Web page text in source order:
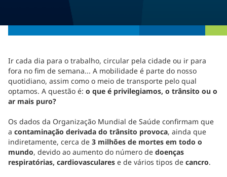
Ir cada dia para o trabalho, circular pela cidade ou ir para
fora no fim de semana... A mobilidade é parte do nosso
quotidiano, assim como o meio de transporte pelo qual
optamos. A questão é: o que é privilegiamos, o trânsito ou o
ar mais puro?
Os dados da Organização Mundial de Saúde confirmam que
a contaminação derivada do trânsito provoca, ainda que
indiretamente, cerca de 3 milhões de mortes em todo o
mundo, devido ao aumento do número de doenças
respiratórias, cardiovasculares e de vários tipos de cancro.